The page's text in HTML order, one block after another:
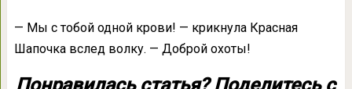
— Мы с тобой одной крови! — крикнула Красная
Шапочка вслед волку. — Доброй охоты!